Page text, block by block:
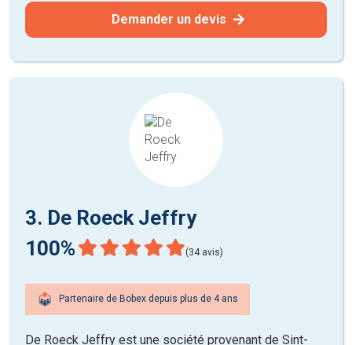
Demander un devis
3. De Roeck Jeffry
100%
(34 avis)
Partenaire de Bobex depuis plus de 4 ans
De Roeck Jeffry est une société provenant de Sint-